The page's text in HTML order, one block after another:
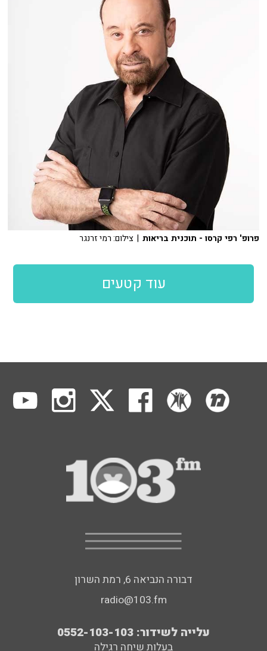
פרופ' רפי קרסו - תוכנית בריאות | צילום: רמי זרנגר
עוד קטעים
דבורה הנביאה 6, רמת השרון
radio@103.fm
עלייה לשידור: 0552-103-103
בעלות שיחה רגילה